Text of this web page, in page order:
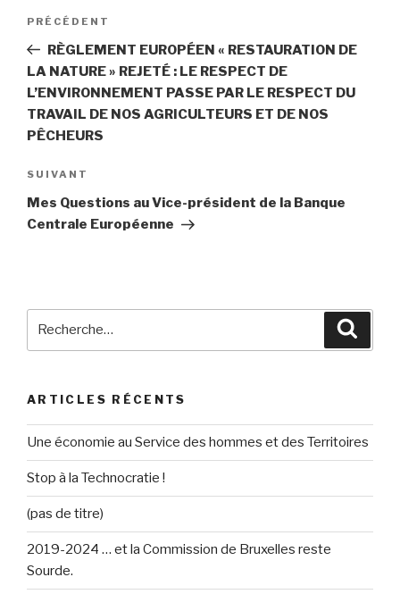
Navigation
l’article
Article
précédent
PRÉCÉDENT
RÈGLEMENT EUROPÉEN « RESTAURATION DE
LA NATURE » REJETÉ : LE RESPECT DE
L’ENVIRONNEMENT PASSE PAR LE RESPECT DU
TRAVAIL DE NOS AGRICULTEURS ET DE NOS
PÊCHEURS
Article
suivant
SUIVANT
Mes Questions au Vice-président de la Banque
Centrale Européenne
ARTICLES RÉCENTS
Une économie au Service des hommes et des Territoires
Stop à la Technocratie !
(pas de titre)
2019-2024 … et la Commission de Bruxelles reste
Sourde.